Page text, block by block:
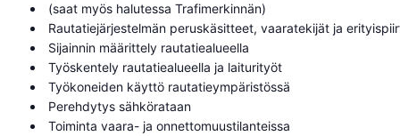
(saat myös halutessa Trafimerkinnän)
Rautatiejärjestelmän peruskäsitteet, vaaratekijät ja
Sijainnin määrittely rautatiealueella
Työskentely rautatiealueella ja laiturityöt
Työkoneiden käyttö rautatieympäristössä
Perehdytys sähkörataan
Toiminta vaara- ja onnettomuustilanteissa